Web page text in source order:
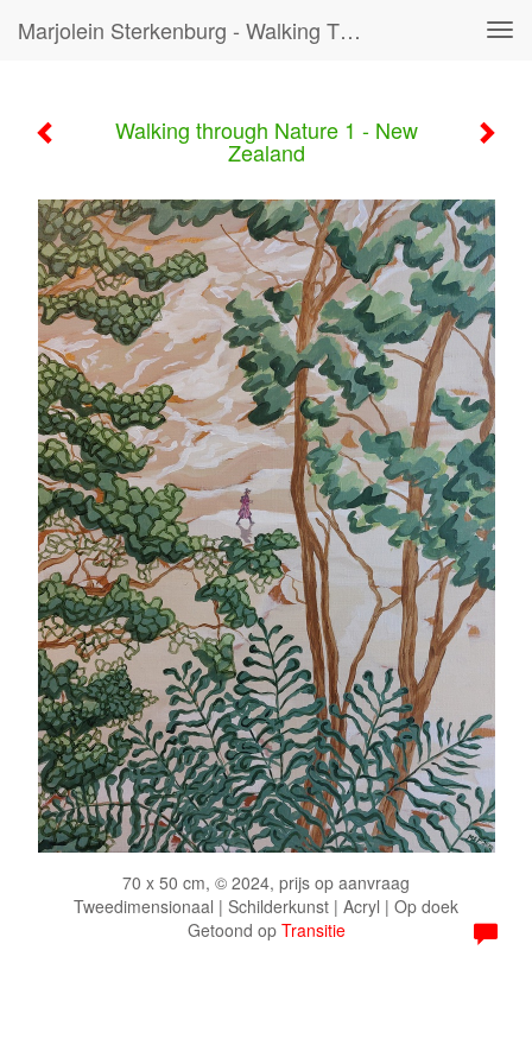
Marjolein Sterkenburg - Walking Through Nature 1 - New Zealand
Walking through Nature 1 - New
Zealand
70 x 50 cm, © 2024, prijs op aanvraag
Tweedimensionaal | Schilderkunst | Acryl | Op doek
Getoond op Transitie